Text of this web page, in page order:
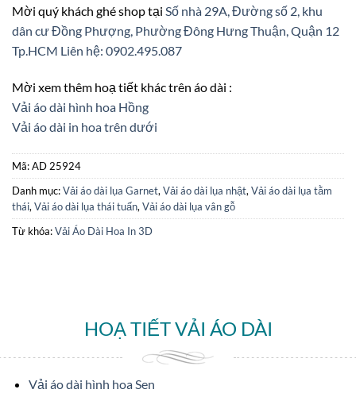
Mời quý khách ghé shop tại Số nhà 29A, Đường số 2, khu
dân cư Đồng Phượng, Phường Đông Hưng Thuận, Quận 12
Tp.HCM Liên hệ: 0902.495.087
Mời xem thêm hoạ tiết khác trên áo dài :
Vải áo dài hình hoa Hồng
Vải áo dài in hoa trên dưới
Mã:AD 25924
Danh mục:Vải áo dài lụa Garnet, Vải áo dài lụa nhật, Vải áo dài lụa tằm
thái, Vải áo dài lụa thái tuấn, Vải áo dài lụa vân gỗ
Từ khóa:Vải Áo Dài Hoa In 3D
HOẠ TIẾT VẢI ÁO DÀI
Vải áo dài hình hoa Sen